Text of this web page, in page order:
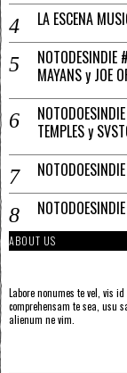
LA ESCENA
NOTODESINDIE
MAYANS y JOE
TEMPLES y
ABOUT US
Labore nonumes te vel, vis
comprehensam te sea, usu
alienum ne vim.